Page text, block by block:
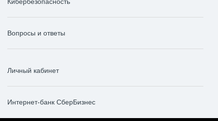
Вопросы и ответы
Личный кабинет
Интернет-банк СберБизнес